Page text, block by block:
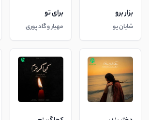
بزار برو
شایان یو
برای تو
مهیار و گاد پوری